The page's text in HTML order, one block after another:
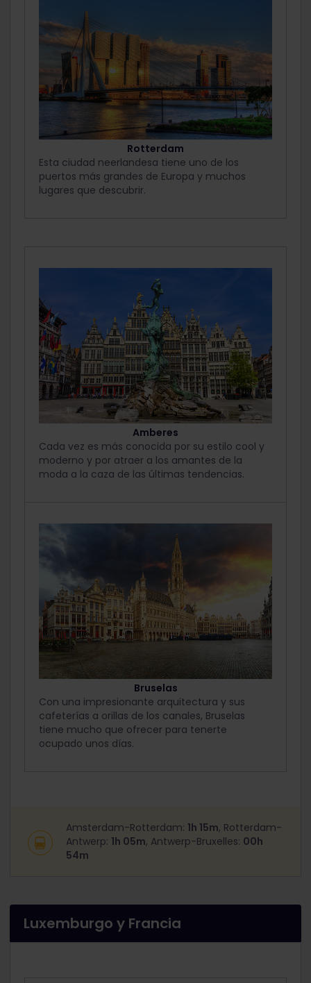
Rotterdam
Esta ciudad neerlandesa tiene uno de los
puertos más grandes de Europa y muchos
lugares que descubrir.
Amberes
Cada vez es más conocida por su estilo cool y
moderno y por atraer a los amantes de la
moda a la caza de las últimas tendencias.
Bruselas
Con una impresionante arquitectura y sus
cafeterías a orillas de los canales, Bruselas
tiene mucho que ofrecer para tenerte
ocupado unos días.
Amsterdam-Rotterdam: 1h 15m, Rotterdam-
Antwerp: 1h 05m, Antwerp-Bruxelles: 00h
54m
Luxemburgo y Francia